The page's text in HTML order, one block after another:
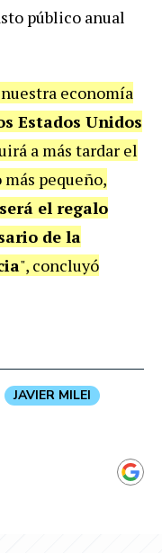
público anual
economía
Estados Unidos
a más tardar el
pequeño,
será el regalo
de la
", concluyó
JAVIER MILEI